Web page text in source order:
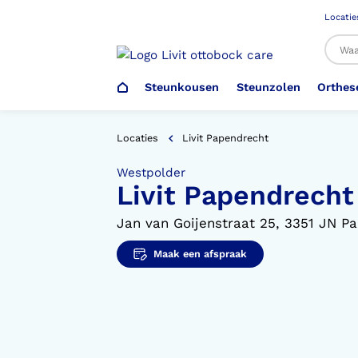
Steunkousen
Steunkousen (klasse 1)
Aantrekhulpen
Steunzolen
Steunzolen
Voetdrukmeting
Arm Elleboog
Heup Bekken Lies
Schoenencatalogus
Ambulo
Armprothese
Elleboogprothese
Veiligheidsschoenen –
Werkgever
Locaties Livit Papendrecht
Westpolder
Livit Papendrecht
Jan van Goijenstraat 25, 3351 JN
Maak een afspraak